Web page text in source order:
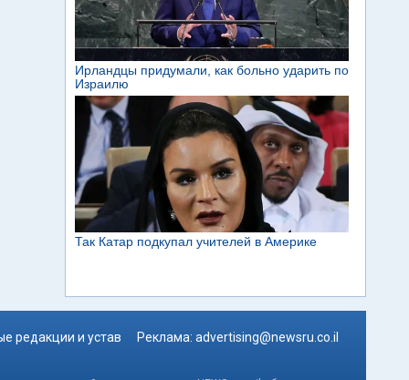
редакции и устав Реклама: advertising@newsru.co.il